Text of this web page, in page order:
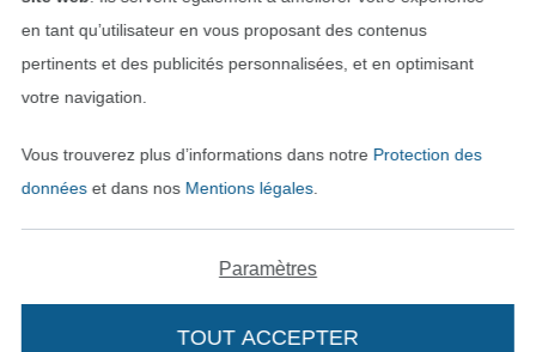
Trouvez plus d’idées
en tant qu’utilisateur en vous proposant des contenus
pertinents et des publicités personnalisées, et en optimisant
votre navigation.
Vous trouverez plus d’informations dans notre Protection des
donnéeset dans nos Mentions légales.
Paramètres
TOUT ACCEPTER